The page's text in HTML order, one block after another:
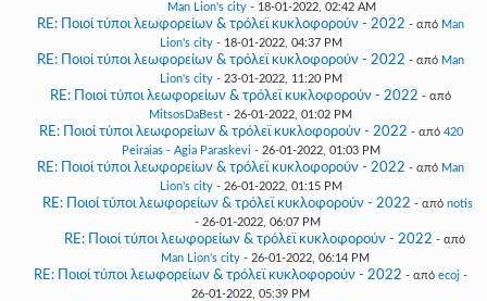
Man Lion's city - 18-01-2022, 02:42 AM
RE: Ποιοί τύποι λεωφορείων & τρόλεϊ κυκλοφορούν - 2022 - από Man
Lion's city- 18-01-2022, 04:37 PM
RE: Ποιοί τύποι λεωφορείων & τρόλεϊ κυκλοφορούν - 2022 - από Man
Lion's city- 23-01-2022, 11:20 PM
RE: Ποιοί τύποι λεωφορείων & τρόλεϊ κυκλοφορούν - 2022 - από
MitsosDaBest - 26-01-2022, 01:02 PM
RE: Ποιοί τύποι λεωφορείων & τρόλεϊ κυκλοφορούν - 2022 - από 420
Peiraias - Agia Paraskevi - 26-01-2022, 01:03 PM
RE: Ποιοί τύποι λεωφορείων & τρόλεϊ κυκλοφορούν - 2022 - από Man
Lion's city- 26-01-2022, 01:15 PM
RE: Ποιοί τύποι λεωφορείων & τρόλεϊ κυκλοφορούν - 2022 - από notis
- 26-01-2022, 06:07 PM
RE: Ποιοί τύποι λεωφορείων & τρόλεϊ κυκλοφορούν - 2022 - από
Man Lion's city- 26-01-2022, 06:14 PM
RE: Ποιοί τύποι λεωφορείων & τρόλεϊ κυκλοφορούν - 2022 - από ecoj -
26-01-2022, 05:39 PM